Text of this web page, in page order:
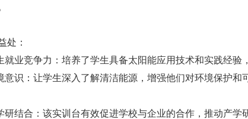
：
竞争力：培养了学生具备太阳能应用技术和实践经验
：让学生深入了解清洁能源，增强他们对环境保护和
合：该实训台有效促进学校与企业的合作，推动产学